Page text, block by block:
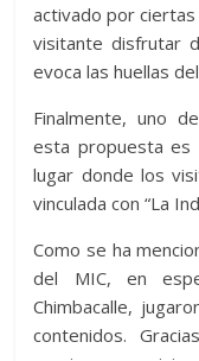
activado por
visitante disfrutar
evoca las huellas
Finalmente, uno
esta propuesta es
lugar donde los
vinculada con “La
Como se ha
del MIC, en
Chimbacalle,
contenidos.